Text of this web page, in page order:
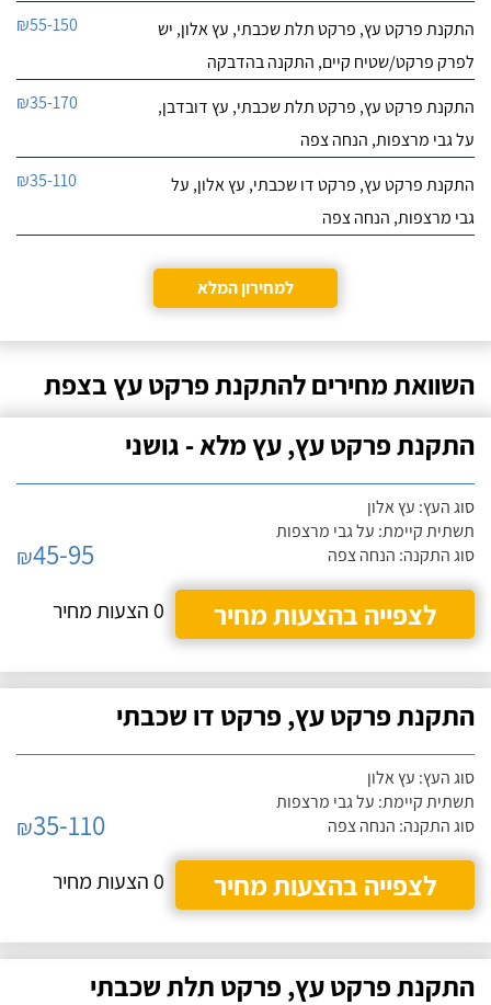
התקנת פרקט עץ, פרקט תלת שכבתי, עץ אלון, יש
לפרק פרקט/שטיח קיים, התקנה בהדבקה
₪55-150
התקנת פרקט עץ, פרקט תלת שכבתי, עץ דובדבן,
על גבי מרצפות, הנחה צפה
₪35-170
התקנת פרקט עץ, פרקט דו שכבתי, עץ אלון, על
גבי מרצפות, הנחה צפה
₪35-110
למחירון המלא
השוואת מחירים להתקנת פרקט עץ בצפת
התקנת פרקט עץ, עץ מלא - גושני
סוג העץ: עץ אלון
תשתית קיימת: על גבי מרצפות
סוג התקנה: הנחה צפה
₪45-95
לצפייה בהצעות מחיר
0 הצעות מחיר
התקנת פרקט עץ, פרקט דו שכבתי
סוג העץ: עץ אלון
תשתית קיימת: על גבי מרצפות
סוג התקנה: הנחה צפה
₪35-110
לצפייה בהצעות מחיר
0 הצעות מחיר
התקנת פרקט עץ, פרקט תלת שכבתי